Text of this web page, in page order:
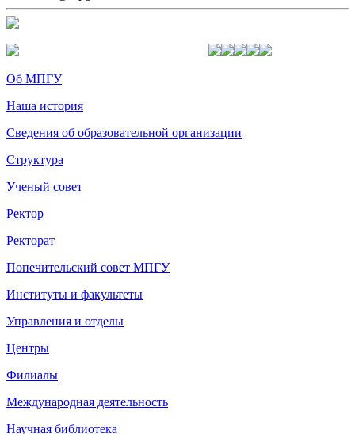
Об МПГУ
Наша история
Сведения об образовательной организации
Структура
Ученый совет
Ректор
Ректорат
Попечительский совет МПГУ
Институты и факультеты
Управления и отделы
Центры
Филиалы
Международная деятельность
Научная библиотека